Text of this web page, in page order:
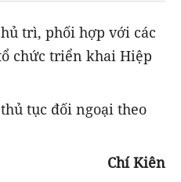
trì, phối hợp với các
chức triển khai Hiệp
tục đối ngoại theo
Chí Kiên